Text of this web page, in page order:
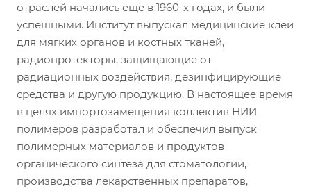
отраслей начались еще в 1960-х годах, и были
успешными. Институт выпускал медицинские клеи
для мягких органов и костных тканей,
радиопротекторы, защищающие от
радиационных воздействия, дезинфицирующие
средства и другую продукцию. В настоящее время
в целях импортозамещения коллектив НИИ
полимеров разработал и обеспечил выпуск
полимерных материалов и продуктов
органического синтеза для стоматологии,
производства лекарственных препаратов,